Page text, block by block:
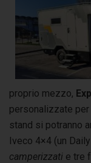
proprio mezzo,
personalizzate per
stand si potranno
Iveco 4×4 (un
camperizzati e tre